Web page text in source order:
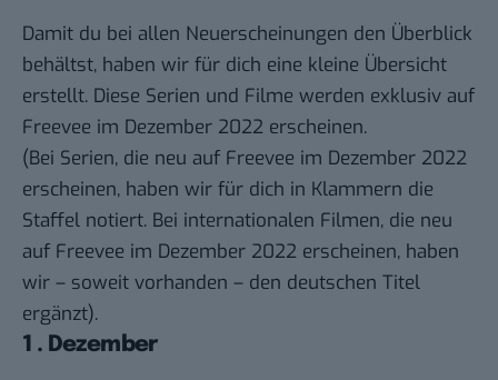
Damit du bei allen Neuerscheinungen den Überblick
behältst, haben wir für dich eine kleine Übersicht
erstellt. Diese Serien und Filme werden exklusiv auf
Freevee im Dezember 2022 erscheinen.
(Bei Serien, die neu auf Freevee im Dezember 2022
erscheinen, haben wir für dich in Klammern die
Staffel notiert. Bei internationalen Filmen, die neu
auf Freevee im Dezember 2022 erscheinen, haben
wir – soweit vorhanden – den deutschen Titel
ergänzt).
1 . Dezember